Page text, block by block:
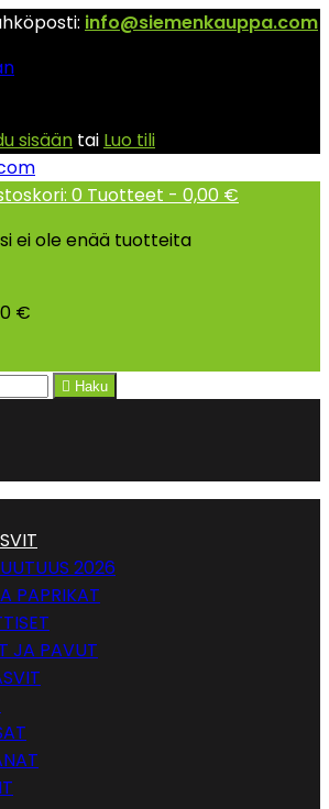
info@siemenkauppa.com
sisään tai Luo tili
0 Tuotteet - 0,00 €
ei ole enää tuotteita
€
 Haku
2026
PAPRIKAT
JA PAVUT